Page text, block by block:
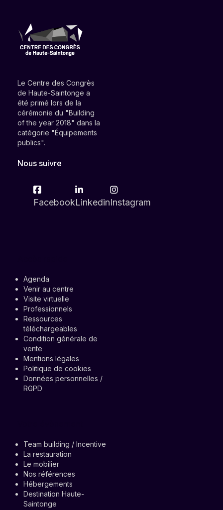
Le Centre des Congrès
de Haute-Saintonge a
été primé lors de la
cérémonie du "Building
of the year 2018" dans la
catégorie "Équipements
publics".
Nous suivre
FacebookLinkedinInstagram
Agenda
Venir au centre
Visite virtuelle
Professionnels
Ressources
téléchargeables
Condition générale de
vente
Mentions légales
Politique de cookies
Données personnelles /
RGPD
Team building / Incentive
La restauration
Le mobilier
Nos références
Hébergements
Destination Haute-
Saintonge